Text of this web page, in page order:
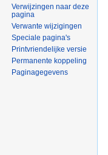
Verwijzingen naar deze
pagina
Verwante wijzigingen
Speciale pagina's
Printvriendelijke versie
Permanente koppeling
Paginagegevens